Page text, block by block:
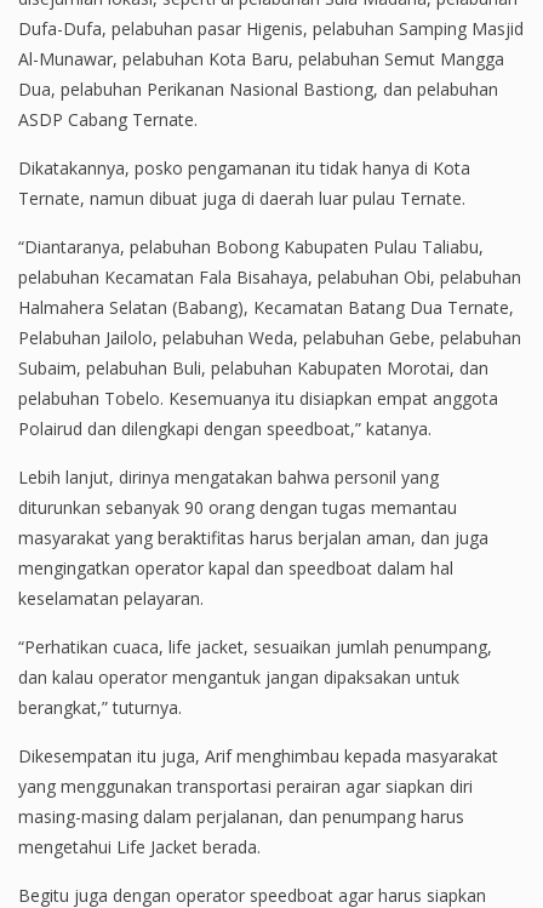
Dufa-Dufa, pelabuhan pasar Higenis, pelabuhan Samping Masjid
Al-Munawar, pelabuhan Kota Baru, pelabuhan Semut Mangga
Dua, pelabuhan Perikanan Nasional Bastiong, dan pelabuhan
ASDP Cabang Ternate.
Dikatakannya, posko pengamanan itu tidak hanya di Kota
Ternate, namun dibuat juga di daerah luar pulau Ternate.
“Diantaranya, pelabuhan Bobong Kabupaten Pulau Taliabu,
pelabuhan Kecamatan Fala Bisahaya, pelabuhan Obi, pelabuhan
Halmahera Selatan (Babang), Kecamatan Batang Dua Ternate,
Pelabuhan Jailolo, pelabuhan Weda, pelabuhan Gebe, pelabuhan
Subaim, pelabuhan Buli, pelabuhan Kabupaten Morotai, dan
pelabuhan Tobelo. Kesemuanya itu disiapkan empat anggota
Polairud dan dilengkapi dengan speedboat,” katanya.
Lebih lanjut, dirinya mengatakan bahwa personil yang
diturunkan sebanyak 90 orang dengan tugas memantau
masyarakat yang beraktifitas harus berjalan aman, dan juga
mengingatkan operator kapal dan speedboat dalam hal
keselamatan pelayaran.
“Perhatikan cuaca, life jacket, sesuaikan jumlah penumpang,
dan kalau operator mengantuk jangan dipaksakan untuk
berangkat,” tuturnya.
Dikesempatan itu juga, Arif menghimbau kepada masyarakat
yang menggunakan transportasi perairan agar siapkan diri
masing-masing dalam perjalanan, dan penumpang harus
mengetahui Life Jacket berada.
Begitu juga dengan operator speedboat agar harus siapkan